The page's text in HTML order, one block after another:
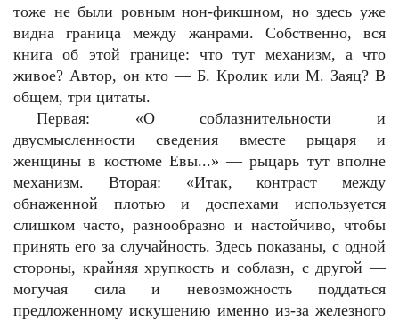
тоже не были ровным нон-фикшном, но здесь уже
видна граница между жанрами. Собственно, вся
книга об этой границе: что тут механизм, а что
живое? Автор, он кто — Б. Кролик или М. Заяц? В
общем, три цитаты.
Первая: «О соблазнительности и
двусмысленности сведения вместе рыцаря и
женщины в костюме Евы...» — рыцарь тут вполне
механизм. Вторая: «Итак, контраст между
обнаженной плотью и доспехами используется
слишком часто, разнообразно и настойчиво, чтобы
принять его за случайность. Здесь показаны, с одной
стороны, крайняя хрупкость и соблазн, с другой —
могучая сила и невозможность поддаться
предложенному искушению именно из-за железного